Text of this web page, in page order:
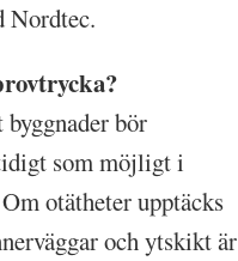
Nordtec.
bör
som möjligt i
otätheter upptäcks
och ytskikt är